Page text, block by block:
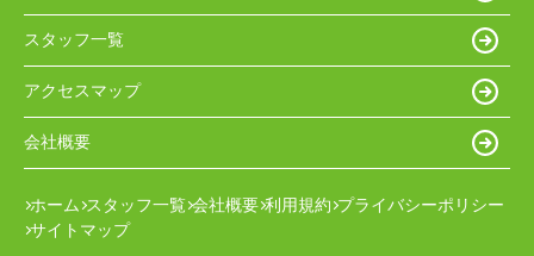
スタッフ一覧
アクセスマップ
会社概要
ホーム スタッフ一覧 会社概要 利用規約 プライバシーポリシー
サイトマップ